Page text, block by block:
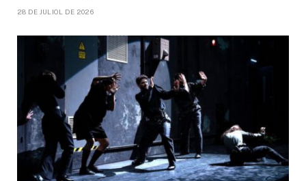
28 DE JULIOL DE 2026